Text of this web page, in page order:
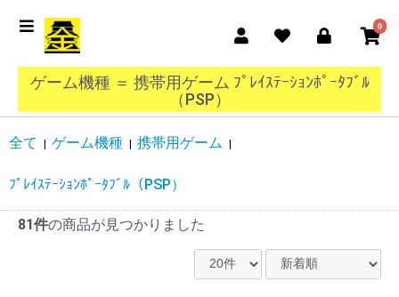
0
ゲーム機種 ＝ 携帯用ゲーム ﾌﾟﾚｲｽﾃｰｼｮﾝﾎﾟｰﾀﾌﾞﾙ
（PSP）
全て ゲーム機種 携帯用ゲーム
ﾌﾟﾚｲｽﾃｰｼｮﾝﾎﾟｰﾀﾌﾞﾙ（PSP）
81件の商品が見つかりました